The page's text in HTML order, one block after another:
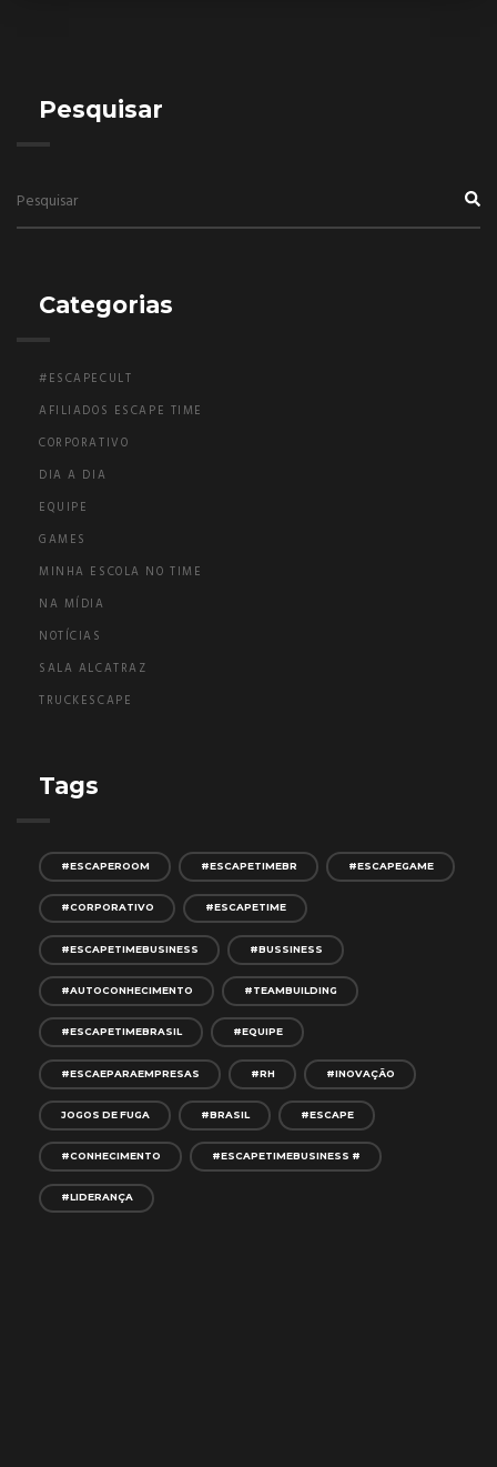
Pesquisar
Categorias
#ESCAPECULT
AFILIADOS ESCAPE TIME
CORPORATIVO
DIA A DIA
EQUIPE
GAMES
MINHA ESCOLA NO TIME
NA MÍDIA
NOTÍCIAS
SALA ALCATRAZ
TRUCKESCAPE
Tags
#ESCAPEROOM #ESCAPETIMEBR #ESCAPEGAME
#CORPORATIVO #ESCAPETIME
#ESCAPETIMEBUSINESS #BUSSINESS
#AUTOCONHECIMENTO #TEAMBUILDING
#ESCAPETIMEBRASIL #EQUIPE
#ESCAEPARAEMPRESAS #RH #INOVAÇÃO
JOGOS DE FUGA #BRASIL #ESCAPE
#CONHECIMENTO #ESCAPETIMEBUSINESS #
#LIDERANÇA